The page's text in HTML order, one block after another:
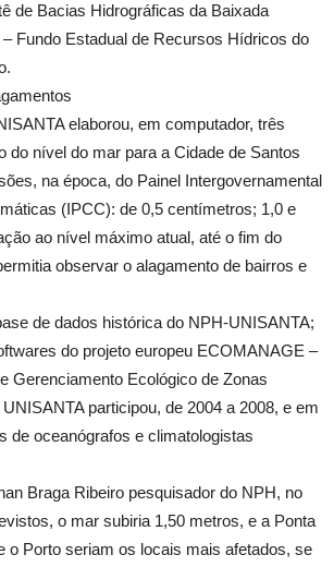
de Bacias Hidrográficas da Baixada
Fundo Estadual de Recursos Hídricos do
elaborou, em computador, três
do nível do mar para a Cidade de Santos
na época, do Painel Intergovernamental
(IPCC): de 0,5 centímetros; 1,0 e
ao nível máximo atual, até o fim do
observar o alagamento de bairros e
de dados histórica do NPH-UNISANTA;
do projeto europeu ECOMANAGE –
Gerenciamento Ecológico de Zonas
participou, de 2004 a 2008, e em
de oceanógrafos e climatologistas
Braga Ribeiro pesquisador do NPH, no
o mar subiria 1,50 metros, e a Ponta
o Porto seriam os locais mais afetados, se